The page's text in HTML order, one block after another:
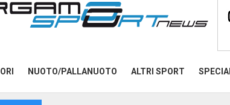
NUOTO/PALLANUOTO ALTRI SPORT